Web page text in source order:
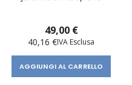
49,00 €
40,16 €
AGGIUNGI AL CARRELLO